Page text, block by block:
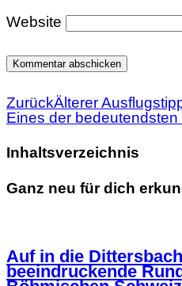
Website
ZurückÄlterer
Eines der
Inhaltsverzeichnis
Ganz neu für dich
Auf in die
beeindruckende